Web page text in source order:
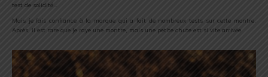
test de solidité…
Mais je fais confiance à la marque qui a fait de nombreux tests sur cette montre.
Après, il est rare que je raye une montre, mais une petite chute est si vite arrivée.